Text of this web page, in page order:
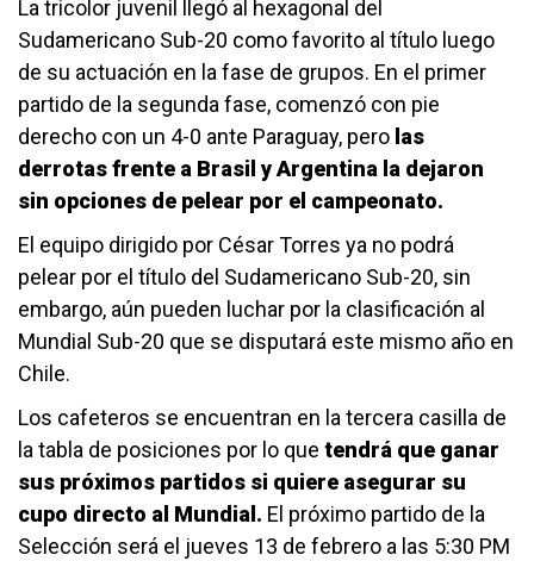
La tricolor juvenil llegó al hexagonal del
Sudamericano Sub-20 como favorito al título luego
de su actuación en la fase de grupos. En el primer
partido de la segunda fase, comenzó con pie
derecho con un 4-0 ante Paraguay, pero las
derrotas frente a Brasil y Argentina la dejaron
sin opciones de pelear por el campeonato.
El equipo dirigido por César Torres ya no podrá
pelear por el título del Sudamericano Sub-20, sin
embargo, aún pueden luchar por la clasificación al
Mundial Sub-20 que se disputará este mismo año en
Chile.
Los cafeteros se encuentran en la tercera casilla de
la tabla de posiciones por lo que tendrá que ganar
sus próximos partidos si quiere asegurar su
cupo directo al Mundial. El próximo partido de la
Selección será el jueves 13 de febrero a las 5:30 PM